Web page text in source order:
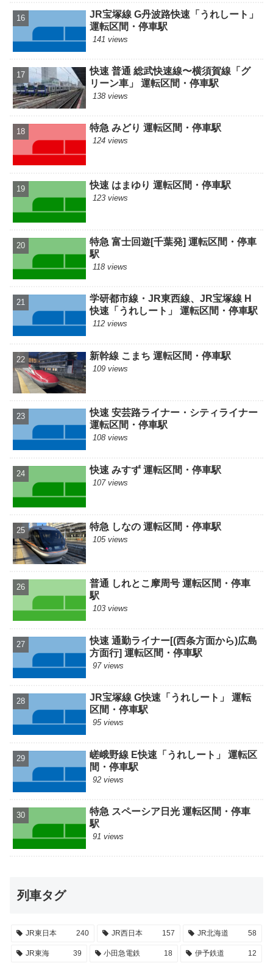
JR宝塚線 G丹波路快速「うれしート」
運転区間・停車駅
141 views
快速 普通 総武快速線〜横須賀線「グ
リーン車」 運転区間・停車駅
138 views
特急 みどり 運転区間・停車駅
124 views
快速 はまゆり 運転区間・停車駅
123 views
特急 富士回遊[千葉発] 運転区間・停車
駅
118 views
学研都市線・JR東西線、JR宝塚線 H
快速「うれしート」 運転区間・停車駅
112 views
新幹線 こまち 運転区間・停車駅
109 views
快速 安芸路ライナー・シティライナー
運転区間・停車駅
108 views
快速 みすず 運転区間・停車駅
107 views
特急 しなの 運転区間・停車駅
105 views
普通 しれとこ摩周号 運転区間・停車
駅
103 views
快速 通勤ライナー[(西条方面から)広島
方面行] 運転区間・停車駅
97 views
JR宝塚線 G快速「うれしート」 運転
区間・停車駅
95 views
嵯峨野線 E快速「うれしート」 運転区
間・停車駅
92 views
特急 スペーシア日光 運転区間・停車
駅
91 views
列車タグ
JR東日本 240 JR西日本 157 JR北海道 58
JR東海 39 小田急電鉄 18 伊予鉄道 12